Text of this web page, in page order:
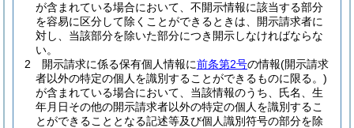
が含まれている場合において、不開示情報に該当する部分
を容易に区分して除くことができるときは、開示請求者に
対し、当該部分を除いた部分につき開示しなければならな
い。
2
開示請求に係る保有個人情報に前条第2号の情報(開示請求
者以外の特定の個人を識別することができるものに限る。)
が含まれている場合において、当該情報のうち、氏名、生
年月日その他の開示請求者以外の特定の個人を識別するこ
とができることとなる記述等及び個人識別符号の部分を除